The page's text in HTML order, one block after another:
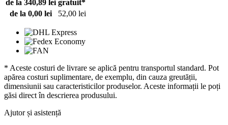
de la 340,89 lei gratuit*
de la 0,00 lei
52,00 lei
* Aceste costuri de livrare se aplică pentru transportul standard. Pot
apărea costuri suplimentare, de exemplu, din cauza greutății,
dimensiunii sau caracteristicilor produselor. Aceste informații le poți
găsi direct în descrierea produsului.
Ajutor și asistență